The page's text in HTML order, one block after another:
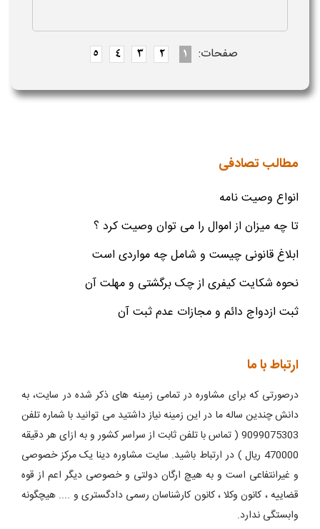
صفحات: 1
2
3
4
5
مطالب تصادفی
انواع وصیت نامه
تا چه میزان از اموال را می توان وصیت کرد ؟
ابلاغ قانونی چیست و شامل چه مواردی است
نحوه شکایت کیفری از چک برگشتی و مهلت آن
ثبت ازدواج دائم و مجازات عدم ثبت آن
ارتباط با ما
درصورتی که برای مشاوره در تمامی زمینه های ذکر شده در سایت، به
دانش چندین ساله ما در این زمینه نیاز داشتید می توانید با شماره تلفن
9099075303 ( تماس با تلفن ثابت از سراسر کشور و به ازای هر دقیقه
470000 ریال ) در ارتباط باشید. سایت مشاوره دینا یک مرکز خصوصی
و غیرانتفاعی است و به هیچ ارگان دولتی و خصوصی دیگر اعم از قوه
قضاییه ، کانون وکلا ، کانون کارشناسان رسمی دادگستری و .... هیچگونه
وابستگی ندارد.